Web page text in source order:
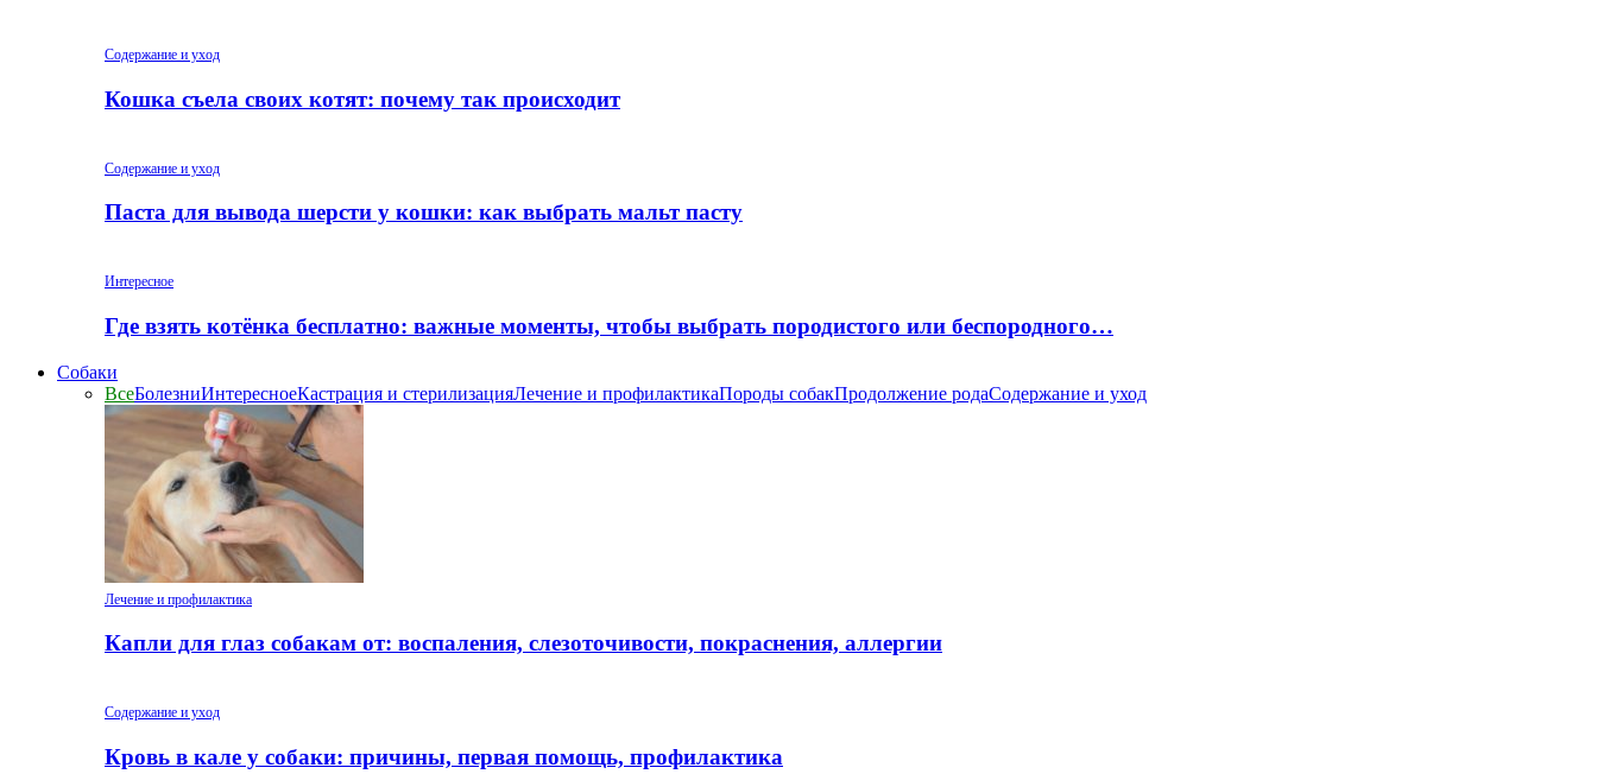
Содержание и уход
Кошка съела своих котят: почему так происходит
Содержание и уход
Паста для вывода шерсти у кошки: как выбрать мальт пасту
Интересное
Где взять котёнка бесплатно: важные моменты, чтобы выбрать породистого или беспородного…
Собаки
ВсеБолезниИнтересноеКастрация и стерилизацияЛечение и профилактикаПороды собакПродолжение родаСодержание и уход
Лечение и профилактика
Капли для глаз собакам от: воспаления, слезоточивости, покраснения, аллергии
Содержание и уход
Кровь в кале у собаки: причины, первая помощь, профилактика